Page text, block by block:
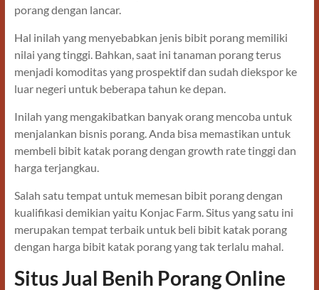
porang dengan lancar.
Hal inilah yang menyebabkan jenis bibit porang memiliki
nilai yang tinggi. Bahkan, saat ini tanaman porang terus
menjadi komoditas yang prospektif dan sudah diekspor ke
luar negeri untuk beberapa tahun ke depan.
Inilah yang mengakibatkan banyak orang mencoba untuk
menjalankan bisnis porang. Anda bisa memastikan untuk
membeli bibit katak porang dengan growth rate tinggi dan
harga terjangkau.
Salah satu tempat untuk memesan bibit porang dengan
kualifikasi demikian yaitu Konjac Farm. Situs yang satu ini
merupakan tempat terbaik untuk beli bibit katak porang
dengan harga bibit katak porang yang tak terlalu mahal.
Situs Jual Benih Porang Online